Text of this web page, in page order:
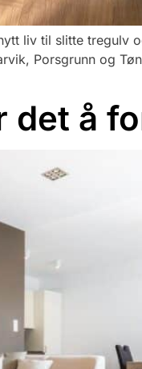
liv til slitte tregulv
Porsgrunn og
det å